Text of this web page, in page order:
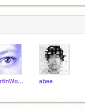
MartinWollenweber abee